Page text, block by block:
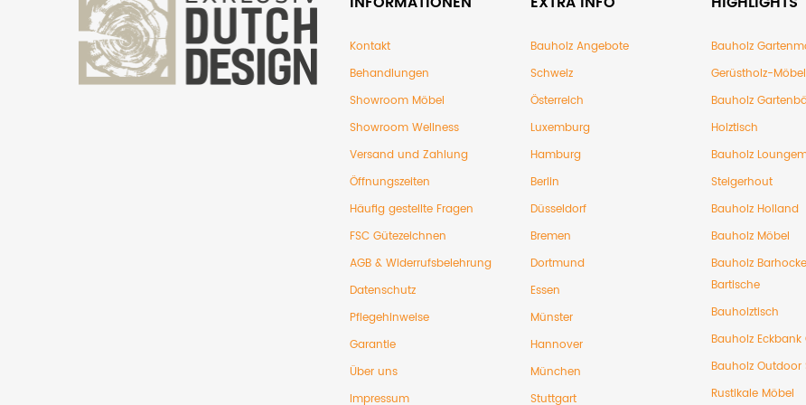
Kontakt
Behandlungen
Showroom Möbel
Showroom Wellness
Versand und Zahlung
Öffnungszeiten
Häufig gestellte Fragen
FSC Gütezeichnen
AGB & Widerrufsbelehrung
Datenschutz
Pflegehinweise
Garantie
Über uns
Impressum
Bauholz Angebote
Schweiz
Österreich
Luxemburg
Hamburg
Berlin
Düsseldorf
Bremen
Dortmund
Essen
Münster
Hannover
München
Stuttgart
Bauholz
Gerüstholz-Möbel
Bauholz
Holztisch
Bauholz
Steigerhout
Bauholz Holland
Bauholz Möbel
Bauholz
Bartische
Bauholztisch
Bauholz Eckbank
Bauholz Outdoor
Rustikale Möbel